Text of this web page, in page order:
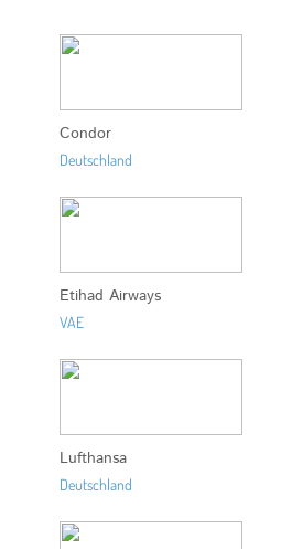
Condor
Deutschland
Etihad Airways
VAE
Lufthansa
Deutschland